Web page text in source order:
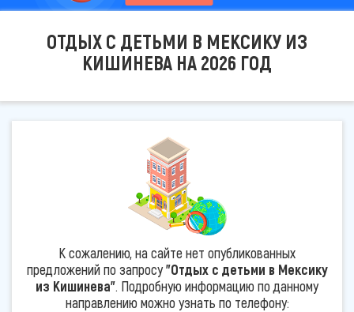
ОТДЫХ С ДЕТЬМИ В МЕКСИКУ ИЗ
КИШИНЕВА НА 2026 ГОД
К сожалению, на сайте нет опубликованных
предложений по запросу"Отдых с детьми в Мексику
из Кишинева". Подробную информацию по данному
направлению можно узнать по телефону: